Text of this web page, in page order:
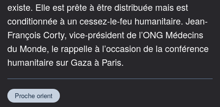
existe. Elle est prête à être distribuée mais est
conditionnée à un cessez-le-feu humanitaire. Jean-
François Corty, vice-président de l’ONG Médecins
du Monde, le rappelle à l’occasion de la conférence
humanitaire sur Gaza à Paris.
Proche orient